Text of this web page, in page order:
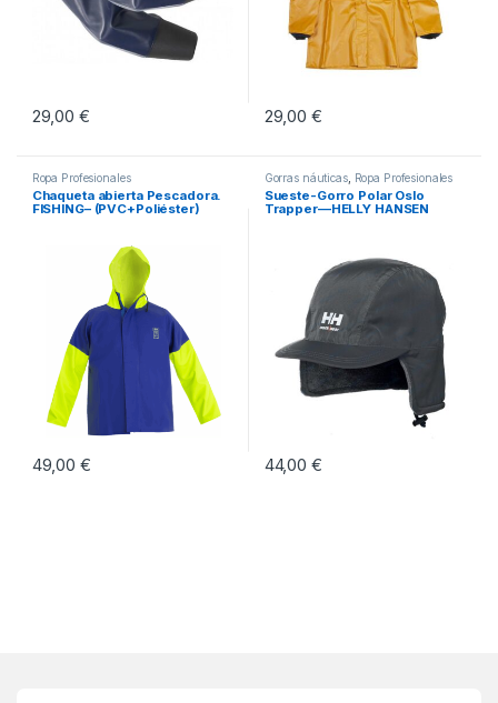
29,00 € 29,00 €
Ropa Profesionales
Chaqueta abierta Pescadora.
FISHING– (PVC+Poliéster)
49,00 €
Este producto tiene múltiples variantes. Las opciones se pueden
Gorras náuticas, Ropa Profesionales
Sueste-Gorro Polar Oslo
Trapper—HELLY HANSEN
44,00 €
Este producto tiene múltiples